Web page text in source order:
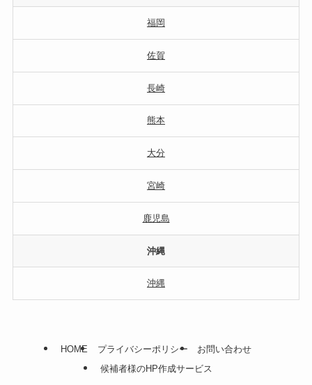
福岡
佐賀
長崎
熊本
大分
宮崎
鹿児島
沖縄
沖縄
HOME プライバシーポリシー
お問い合わせ
候補者様のHP作成サービス